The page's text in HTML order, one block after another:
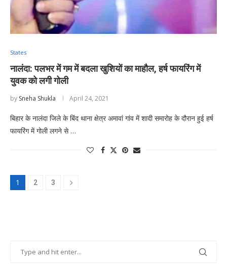
States
नालंदा: पलभर में गम में बदला खुशियों का माहौल, हर्ष फायरिंग में
युवक को लगी गोली
by Sneha Shukla April 24, 2021
बिहार के नालंदा जिले के बिंद थाना क्षेत्र अमावां गांव में शादी समारोह के दौरान हुई हर्ष
फायरिंग में गोली लगने से …
1 2 3